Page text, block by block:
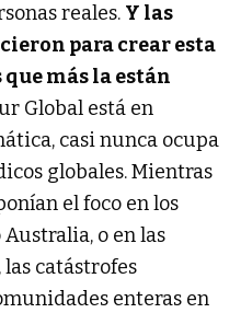
reales. Y las
para crear esta
más la están
Global está en
casi nunca ocupa
globales. Mientras
el foco en los
o en las
catástrofes
enteras en